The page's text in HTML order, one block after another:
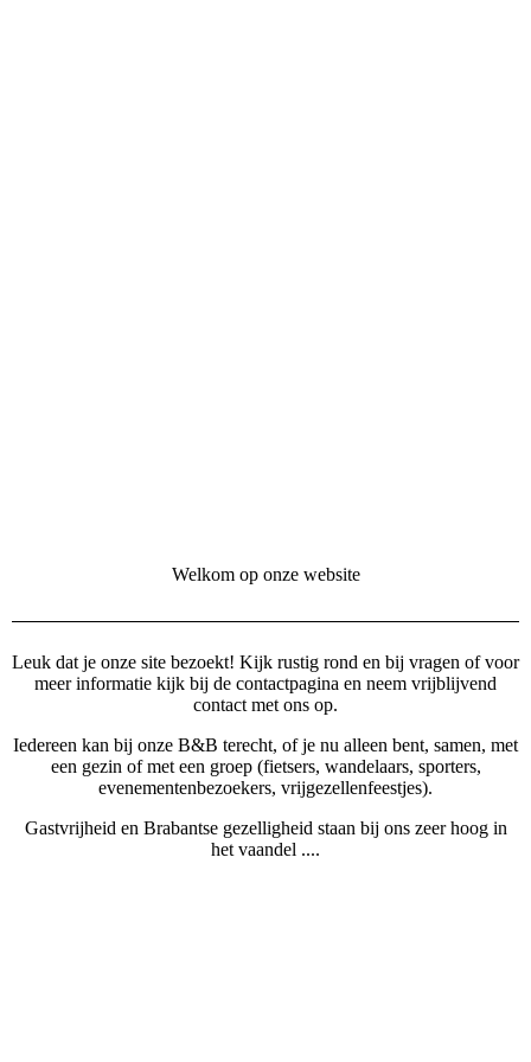
Welkom op onze website
Leuk dat je onze site bezoekt! Kijk rustig rond en bij vragen of voor
meer informatie kijk bij de contactpagina en neem vrijblijvend
contact met ons op.
Iedereen kan bij onze B&B terecht, of je nu alleen bent, samen, met
een gezin of met een groep (fietsers, wandelaars, sporters,
evenementenbezoekers, vrijgezellenfeestjes).
Gastvrijheid en Brabantse gezelligheid staan bij ons zeer hoog in
het vaandel ....